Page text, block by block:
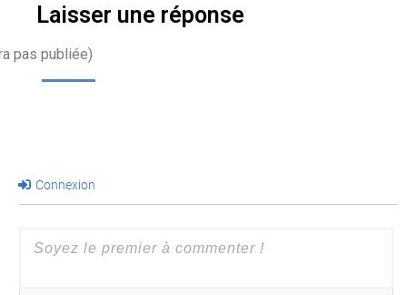
Laisser une réponse
pas publiée)
Connexion